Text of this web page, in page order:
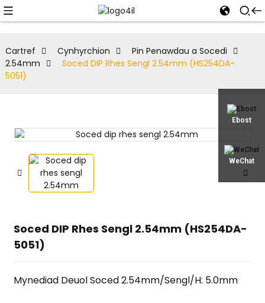
Ebost
WeChat
Cartref Cynhyrchion
Pin Penawdau a Socedi
2.54mm
Soced DIP Rhes Sengl 2.54mm (HS254DA-
5051)
Soced DIP Rhes Sengl 2.54mm (HS254DA-
5051)
Mynediad Deuol Soced 2.54mm/Sengl/H: 5.0mm